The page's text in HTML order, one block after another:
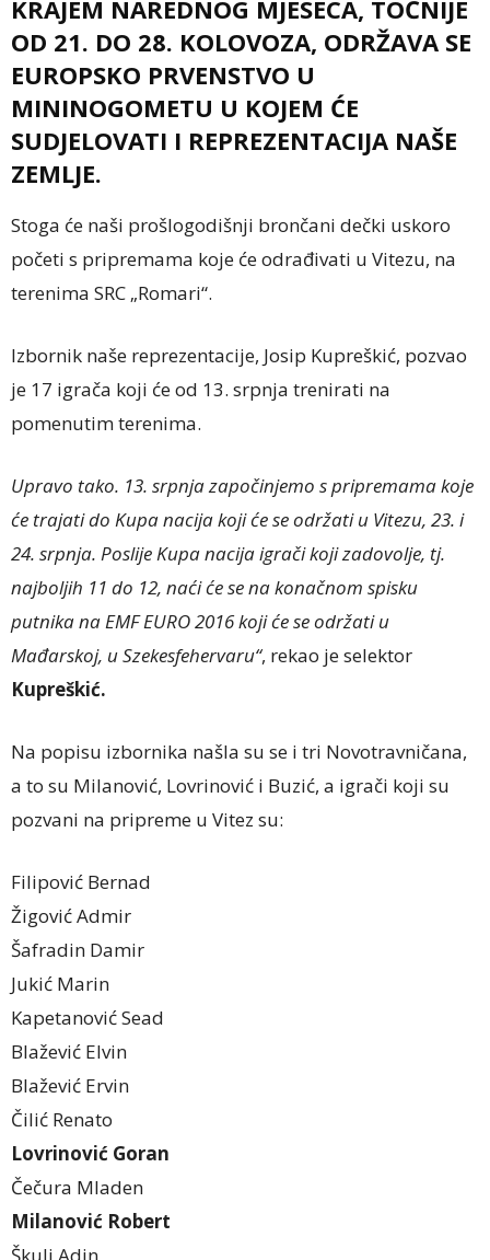
KRAJEM NAREDNOG MJESECA, TOČNIJE
OD 21. DO 28. KOLOVOZA, ODRŽAVA SE
EUROPSKO PRVENSTVO U
MININOGOMETU U KOJEM ĆE
SUDJELOVATI I REPREZENTACIJA NAŠE
ZEMLJE.
Stoga će naši prošlogodišnji brončani dečki uskoro
početi s pripremama koje će odrađivati u Vitezu, na
terenima SRC „Romari“.
Izbornik naše reprezentacije, Josip Kupreškić, pozvao
je 17 igrača koji će od 13. srpnja trenirati na
pomenutim terenima.
Upravo tako. 13. srpnja započinjemo s pripremama koje
će trajati do Kupa nacija koji će se održati u Vitezu, 23. i
24. srpnja. Poslije Kupa nacija igrači koji zadovolje, tj.
najboljih 11 do 12, naći će se na konačnom spisku
putnika na EMF EURO 2016 koji će se održati u
Mađarskoj, u Szekesfehervaru“, rekao je selektor
Kupreškić.
Na popisu izbornika našla su se i tri Novotravničana,
a to su Milanović, Lovrinović i Buzić, a igrači koji su
pozvani na pripreme u Vitez su:
Filipović Bernad
Žigović Admir
Šafradin Damir
Jukić Marin
Kapetanović Sead
Blažević Elvin
Blažević Ervin
Čilić Renato
Lovrinović Goran
Čečura Mladen
Milanović Robert